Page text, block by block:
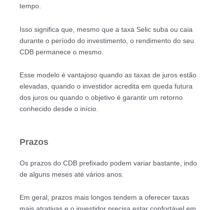
tempo.
Isso significa que, mesmo que a taxa Selic suba ou caia
durante o período do investimento, o rendimento do seu
CDB permanece o mesmo.
Esse modelo é vantajoso quando as taxas de juros estão
elevadas, quando o investidor acredita em queda futura
dos juros ou quando o objetivo é garantir um retorno
conhecido desde o início.
Prazos
Os prazos do CDB prefixado podem variar bastante, indo
de alguns meses até vários anos.
Em geral, prazos mais longos tendem a oferecer taxas